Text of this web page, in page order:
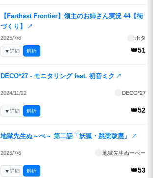
【Farthest Frontier】領主のお姉さん実況 44【街
づくり】
↗
2025/7/6 ホタ
👑51
▼詳細 解析
DECO*27 - モニタリング feat. 初音ミク ↗
2024/11/22 DECO*27
👑52
▼詳細 解析
地獄先生ぬ～べ～ 第二話「妖狐・跳梁跋扈」 ↗
2025/7/6 地獄先生ぬーべー
👑53
▼詳細 解析